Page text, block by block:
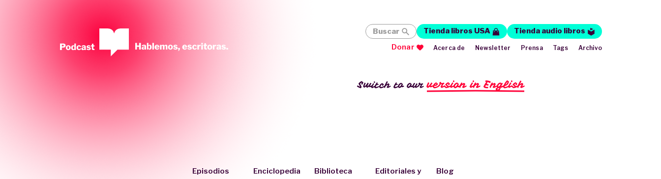
Switch to ourversion in English
Episodios Enciclopedia Biblioteca
Editoriales y
Blog
Buscar Tienda libros USA
Tienda audio libros
Donar
Acerca de Newsletter Prensa Tags Archivo